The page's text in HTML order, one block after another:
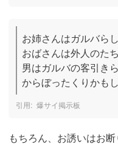
お姉さんはガルバら
おばさんは外人のた
男はガルバの客引き
からぼったくりかも
爆サイ掲示板
もちろん、お誘いはお断